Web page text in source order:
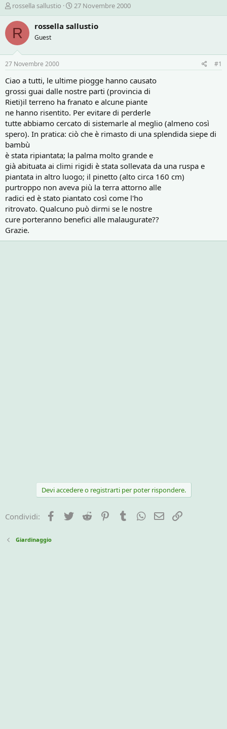
C
r
e
a
t
o
r
e
D
s
c
u
s
s
i
o
n
e
rossella sallustio
D
a
t
n
i
i
o
27 Novembre 2000
R rossella sallustio
Guest
27 Novembre 2000 #1
Ciao a tutti, le ultime piogge hanno causato
grossi guai dalle nostre parti (provincia di
Rieti)il terreno ha franato e alcune piante
ne hanno risentito. Per evitare di perderle
tutte abbiamo cercato di sistemarle al meglio (almeno così
spero). In pratica: ciò che è rimasto di una splendida siepe di
bambù
è stata ripiantata; la palma molto grande e
già abituata ai climi rigidi è stata sollevata da una ruspa e
piantata in altro luogo; il pinetto (alto circa 160 cm)
purtroppo non aveva più la terra attorno alle
radici ed è stato piantato così come l'ho
ritrovato. Qualcuno può dirmi se le nostre
cure porteranno benefici alle malaugurate??
Grazie.
Devi accedere o registrarti per poter rispondere.
Condividi: Facebook
Twitter Reddit PinterestTumblrWhatsApp
e-mail
Giardinaggio